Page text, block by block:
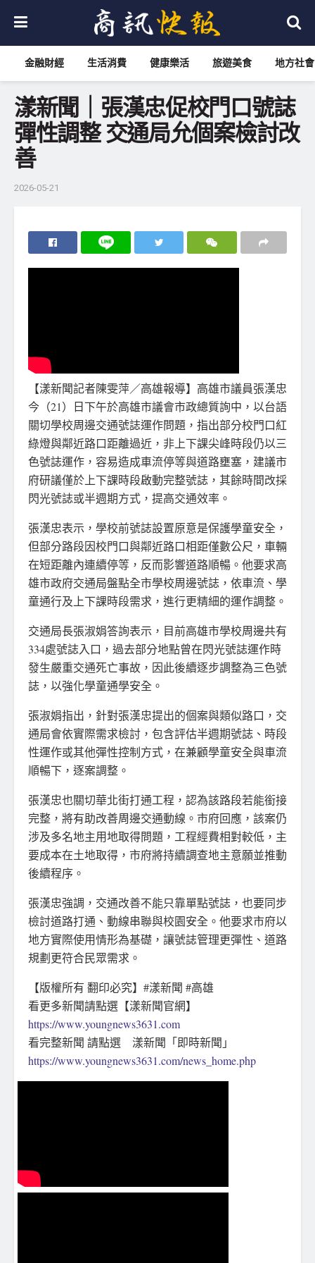
金融財經 生活消費 健康樂活 旅遊美食 地方社會
漾新聞｜張漢忠促校門口號誌
彈性調整 交通局允個案檢討改
善
2026-05-21
【漾新聞記者陳雯萍／高雄報導】高雄市議員張漢忠
今（21）日下午於高雄市議會市政總質詢中，以台語
關切學校周邊交通號誌運作問題，指出部分校門口紅
綠燈與鄰近路口距離過近，非上下課尖峰時段仍以三
色號誌運作，容易造成車流停等與道路壅塞，建議市
府研議僅於上下課時段啟動完整號誌，其餘時間改採
閃光號誌或半週期方式，提高交通效率。
張漢忠表示，學校前號誌設置原意是保護學童安全，
但部分路段因校門口與鄰近路口相距僅數公尺，車輛
在短距離內連續停等，反而影響道路順暢。他要求高
雄市政府交通局盤點全市學校周邊號誌，依車流、學
童通行及上下課時段需求，進行更精細的運作調整。
交通局長張淑娟答詢表示，目前高雄市學校周邊共有
334處號誌入口，過去部分地點曾在閃光號誌運作時
發生嚴重交通死亡事故，因此後續逐步調整為三色號
誌，以強化學童通學安全。
張淑娟指出，針對張漢忠提出的個案與類似路口，交
通局會依實際需求檢討，包含評估半週期號誌、時段
性運作或其他彈性控制方式，在兼顧學童安全與車流
順暢下，逐案調整。
張漢忠也關切華北街打通工程，認為該路段若能銜接
完整，將有助改善周邊交通動線。市府回應，該案仍
涉及多名地主用地取得問題，工程經費相對較低，主
要成本在土地取得，市府將持續調查地主意願並推動
後續程序。
張漢忠強調，交通改善不能只靠單點號誌，也要同步
檢討道路打通、動線串聯與校園安全。他要求市府以
地方實際使用情形為基礎，讓號誌管理更彈性、道路
規劃更符合民眾需求。
【版權所有 翻印必究】#漾新聞 #高雄
看更多新聞請點選【漾新聞官網】
https://www.youngnews3631.com
看完整新聞 請點選 漾新聞「即時新聞」
https://www.youngnews3631.com/news_home.php